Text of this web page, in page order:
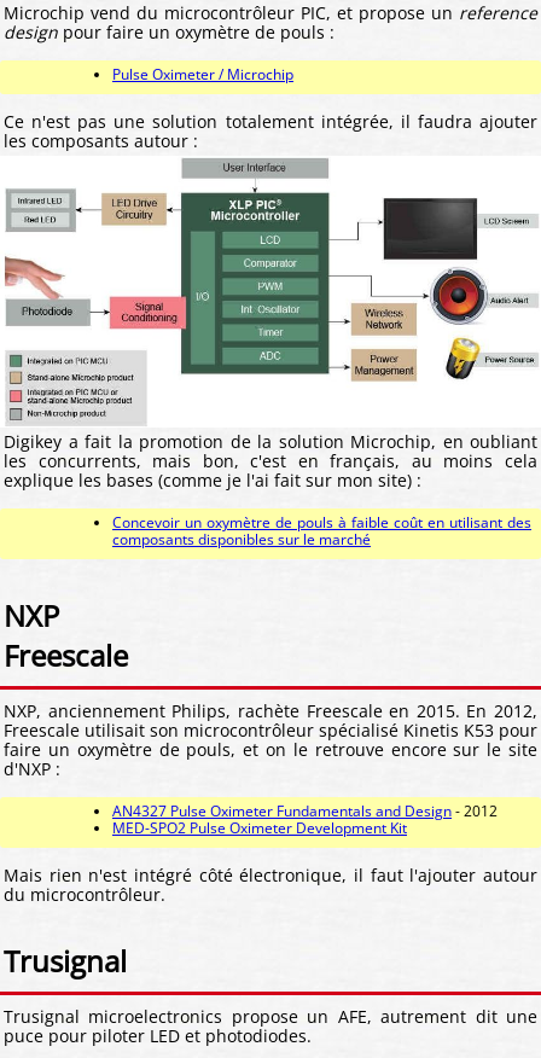
Microchip vend du microcontrôleur PIC, et propose un reference
design pour faire un oxymètre de pouls :
Pulse Oximeter / Microchip
Ce n'est pas une solution totalement intégrée, il faudra ajouter
les composants autour :
Digikey a fait la promotion de la solution Microchip, en oubliant
les concurrents, mais bon, c'est en français, au moins cela
explique les bases (comme je l'ai fait sur mon site) :
Concevoir un oxymètre de pouls à faible coût en utilisant des
composants disponibles sur le marché
NXP
Freescale
NXP, anciennement Philips, rachète Freescale en 2015. En 2012,
Freescale utilisait son microcontrôleur spécialisé Kinetis K53 pour
faire un oxymètre de pouls, et on le retrouve encore sur le site
d'NXP :
AN4327 Pulse Oximeter Fundamentals and Design- 2012
MED-SPO2 Pulse Oximeter Development Kit
Mais rien n'est intégré côté électronique, il faut l'ajouter autour
du microcontrôleur.
Trusignal
Trusignal microelectronics propose un AFE, autrement dit une
puce pour piloter LED et photodiodes.